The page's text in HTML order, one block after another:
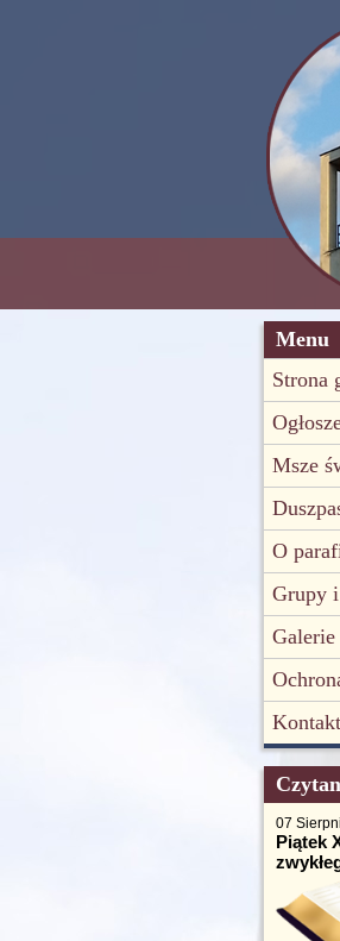
Menu
Strona
Msze
O
Grupy
Kontakt
07
Piątek